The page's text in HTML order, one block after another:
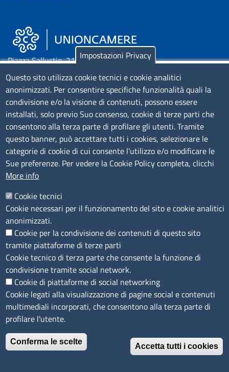
Piazza Sallustio, 21 - 00187 Roma
EMAIL: info.sni@unioncamere.it
C.F.: 01484460587
P.Iva: 01000211001
SERVIZIO REALIZZATO DA
SEGUICI SU
MENÙ PRIVACY
Note legali Privacy e cookie policy Accesso riservato
© 2023 SNI Servizio Nuove Imprese
Impostazioni Privacy
Questo sito utilizza cookie tecnici e cookie analitici
anonimizzati. Per consentire specifiche funzionalità quali la
condivisione e/o la visione di contenuti, possono essere
installati, solo previo Suo consenso, cookie di terze parti che
consentono alla terza parte di profilare gli utenti. Tramite
questo banner, può accettare tutti i cookies, selezionare le
categorie di cookie di cui consente l’utilizzo e/o modificare le
Sue preferenze. Per vedere la Cookie Policy completa, clicchi
More info
Cookie tecnici
Cookie necessari per il funzionamento del sito e cookie analitici
anonimizzati.
Cookie per la condivisione dei contenuti di questo sito
tramite piattaforme di terze parti
Cookie tecnico di terza parte che consente la funzione di
condivisione tramite social network.
Cookie di piattaforme di social networking
Cookie legati alla visualizzazione di pagine social e contenuti
multimediali incorporati, che consentono alla terza parte di
profilare l'utente.
Conferma le scelte
Accetta tutti i cookies